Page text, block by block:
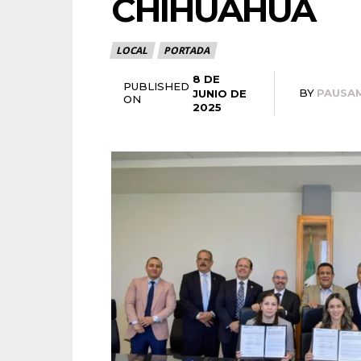
CHIHUAHUA
LOCAL PORTADA
PUBLISHED
ON
8 DE
JUNIO DE
2025
BY